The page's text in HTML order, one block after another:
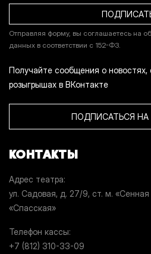
Отправляя форму, вы соглашаетесь на
данных в соответствии с 152-ФЗ.
Получайте сообщения о новостях,
розыгрышах в ВКонтакте
ПОДПИСАТЬСЯ НА
КОНТАКТЫ
Адрес театра
ул. Садовая, д. 27/9, ст. м. «Сенная
«Спасская»
Телефон кассы
+7 (812) 310-33-09